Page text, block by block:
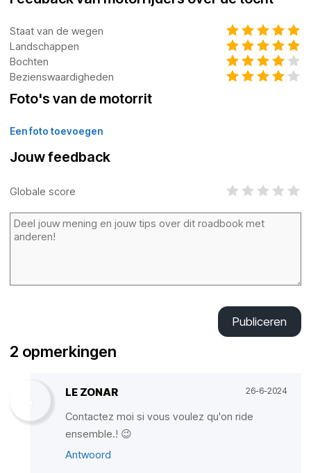
Staat van de wegen
Landschappen
Bochten
Bezienswaardigheden
Foto's van de motorrit
Een foto toevoegen
Jouw feedback
Globale score
Publiceren
2 opmerkingen
LE ZONAR 26-6-2024
Contactez moi si vous voulez qu'on ride
ensemble.! 😉
Antwoord